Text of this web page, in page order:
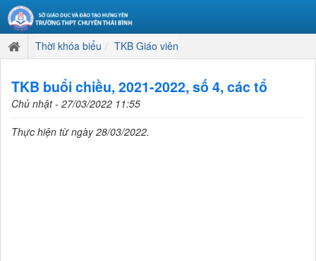
Thời khóa biểu TKB Giáo viên
TKB buổi chiều, 2021-2022, số 4, các tổ
Chủ nhật - 27/03/2022 11:55
Thực hiện từ ngày 28/03/2022.